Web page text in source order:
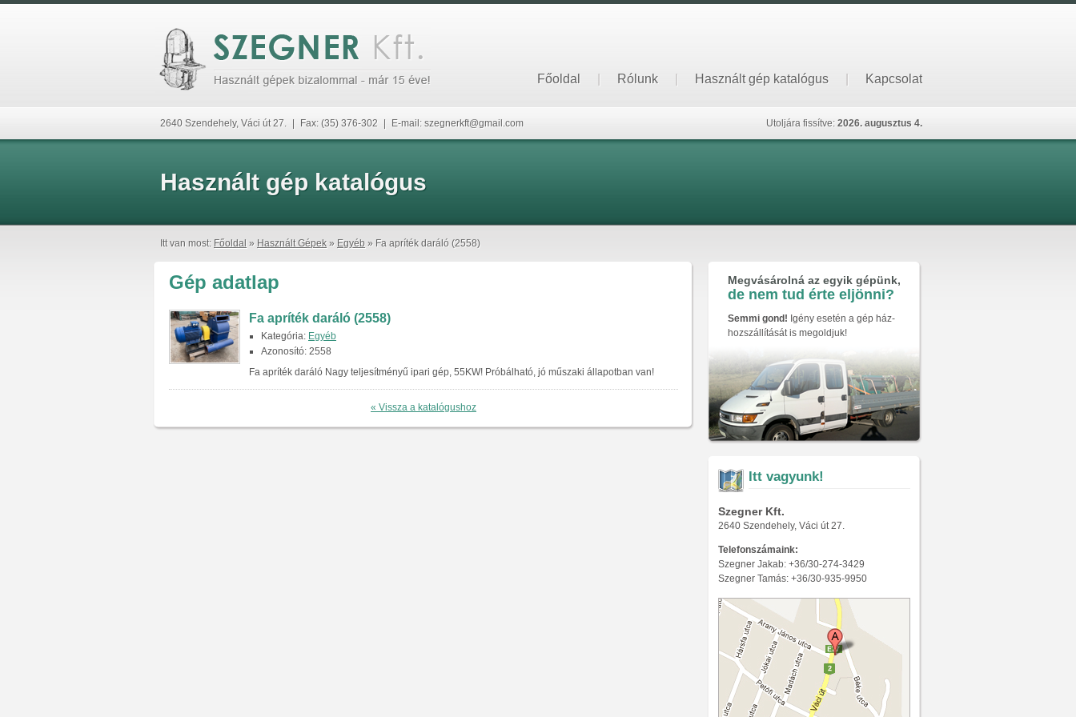
Főoldal Rólunk Használt gép katalógus Kapcsolat
2640 Szendehely, Váci út 27. Fax: (35) 376-302 E-mail: szegnerkft@gmail.com Utoljára fissítve: 2026. augusztus 4.
Használt gép katalógus
Itt van most: Főoldal » Használt Gépek » Egyéb » Fa apríték daráló (2558)
Gép adatlap
Fa apríték daráló (2558)
Kategória: Egyéb
Azonosító: 2558
Fa apríték daráló Nagy teljesítményű ipari gép, 55KW! Próbálható, jó műszaki állapotban van!
« Vissza a katalógushoz
Megvásárolná az egyik gépünk,
de nem tud érte eljönni?
Semmi gond! Igény esetén a gép ház-
hozszállítását is megoldjuk!
Itt vagyunk!
Szegner Kft.
2640 Szendehely, Váci út 27.
Telefonszámaink:
Szegner Jakab: +36/30-274-3429
Szegner Tamás: +36/30-935-9950